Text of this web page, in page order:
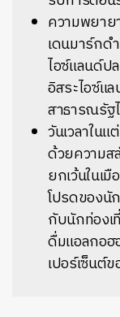
ความพยาย
เดนมาร์กด
ไอซ์แลนด์ป
อิสระไอซ์แ
สาธารณรัฐ
วันเวลาใน
ด้วยความส
ยกเว้นในเ
โปรดของนั
กับนักท่องเ
ดื่มแอลกอฮ
เปอร์เซ็นต์